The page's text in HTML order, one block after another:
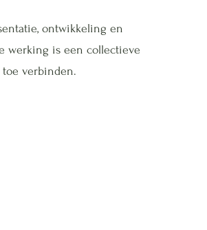
ontwikkeling en
werking is een collectieve
verbinden.